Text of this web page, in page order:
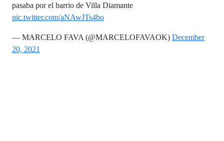
pasaba por el barrio de Villa Diamante
pic.twitter.com/aNAwJTs4bo
— MARCELO FAVA (@MARCELOFAVAOK) December
20, 2021